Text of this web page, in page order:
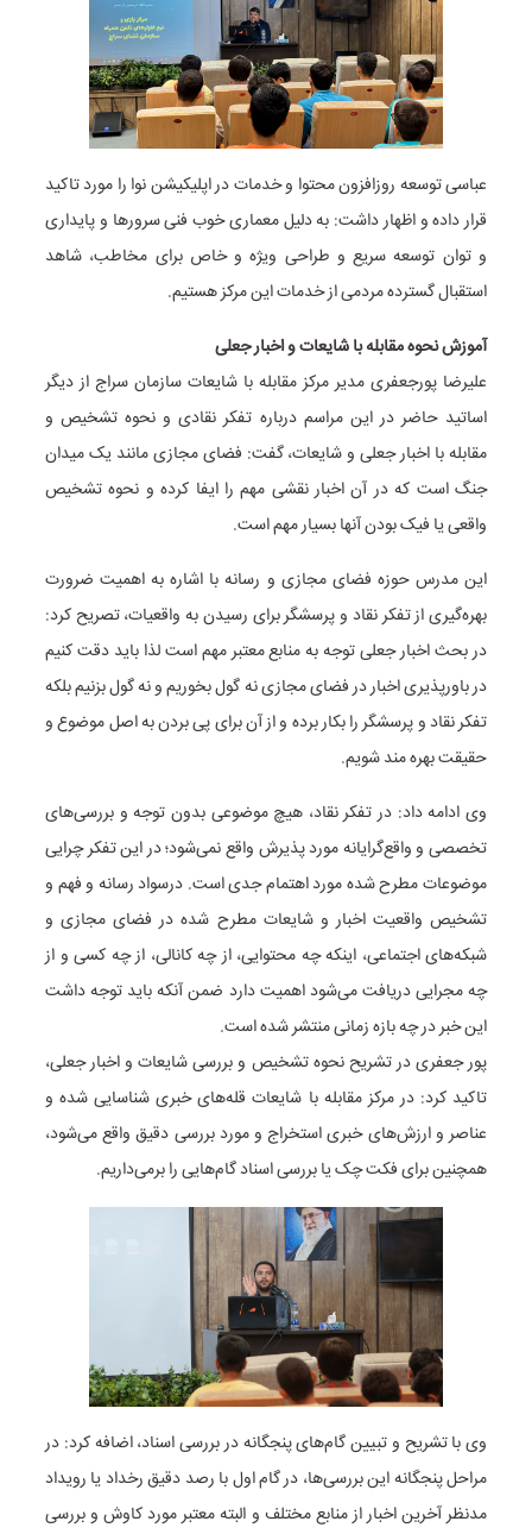
عباسی توسعه روزافزون محتوا و خدمات در اپلیکیشن نوا را مورد تاکید
قرار داده و اظهار داشت: به دلیل معماری خوب فنی سرورها و پایداری
و توان توسعه سریع و طراحی ویژه و خاص برای مخاطب، شاهد
استقبال گسترده مردمی از خدمات این مرکز هستیم.
آموزش نحوه مقابله با شایعات و اخبار جعلی
علیرضا پورجعفری مدیر مرکز مقابله با شایعات سازمان سراج از دیگر
اساتید حاضر در این مراسم درباره تفکر نقادی و نحوه تشخیص و
مقابله با اخبار جعلی و شایعات، گفت: فضای مجازی مانند یک میدان
جنگ است که در آن اخبار نقشی مهم را ایفا کرده و نحوه تشخیص
واقعی یا فیک بودن آنها بسیار مهم است.
این مدرس حوزه فضای مجازی و رسانه با اشاره به اهمیت ضرورت
بهره‌گیری از تفکر نقاد و پرسشگر برای رسیدن به واقعیات، تصریح کرد:
در بحث اخبار جعلی توجه به منابع معتبر مهم است لذا باید دقت کنیم
در باورپذیری اخبار در فضای مجازی نه گول بخوریم و نه گول بزنیم بلکه
تفکر نقاد و پرسشگر را بکار برده و از آن برای پی بردن به اصل موضوع و
حقیقت بهره مند شویم.
وی ادامه داد: در تفکر نقاد، هیچ موضوعی بدون توجه و بررسی‌های
تخصصی و واقع‌گرایانه مورد پذیرش واقع نمی‌شود؛ در این تفکر چرایی
موضوعات مطرح شده مورد اهتمام جدی است. درسواد رسانه و فهم و
تشخیص واقعیت اخبار و شایعات مطرح شده در فضای مجازی و
شبکه‌های اجتماعی، اینکه چه محتوایی، از چه کانالی، از چه کسی و از
چه مجرایی دریافت می‌شود اهمیت دارد ضمن آنکه باید توجه داشت
این خبر در چه بازه زمانی منتشر شده است.
پور جعفری در تشریح نحوه تشخیص و بررسی شایعات و اخبار جعلی،
تاکید کرد: در مرکز مقابله با شایعات قله‌های خبری شناسایی شده و
عناصر و ارزش‌های خبری استخراج و مورد بررسی دقیق واقع می‌شود،
همچنین برای فکت چک یا بررسی اسناد گام‌هایی را برمی‌داریم.
وی با تشریح و تبیین گام‌های پنجگانه در بررسی اسناد، اضافه کرد: در
مراحل پنجگانه این بررسی‌ها، در گام اول با رصد دقیق رخداد یا رویداد
مدنظر آخرین اخبار از منابع مختلف و البته معتبر مورد کاوش و بررسی